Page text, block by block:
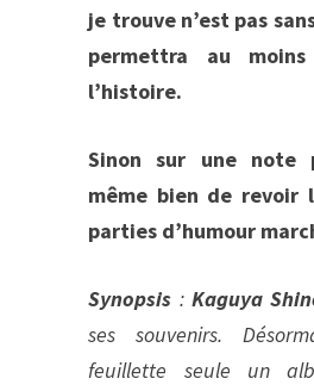
je trouve n’est pas
permettra au
l’histoire.
Sinon sur une note
même bien de revoir
parties d’humour
Synopsis :Kaguya
ses souvenirs.
feuillette seule un